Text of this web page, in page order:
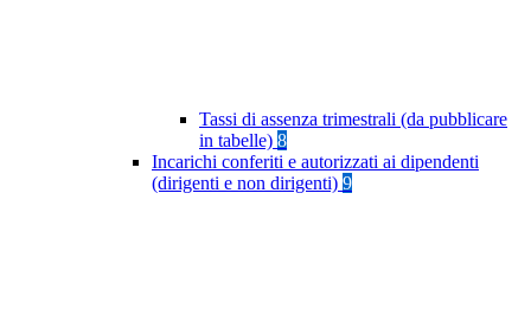
Tassi di assenza trimestrali (da pubblicare
in tabelle) 8
Incarichi conferiti e autorizzati ai dipendenti
(dirigenti e non dirigenti) 9